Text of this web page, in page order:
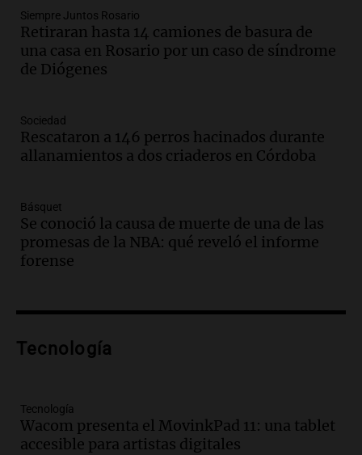
Audio.Recomendaciones de vino
bonarda para disfrutar el fin de semana
en Mendoza
Panorama Federal
Audio.
en la Sociedad Rural de Bulaya con
actividades para toda la familia
Audio.
edificios y una casa del estudiante para
jóvenes de la región
Panorama Federal
Audio.Preparativos finales para la gran
Bulaya este sábado
Audio.
Congreso y evacuación por derrame de
oxígeno en Montecastro
Siempre Juntos Rosario
Retiraran hasta 14 camiones de basura de
una casa en Rosario por un caso de síndrome
de Diógenes
Sociedad
Rescataron a 146 perros hacinados durante
allanamientos a dos criaderos en Córdoba
Básquet
Se conoció la causa de muerte de una de las
promesas de la NBA: qué reveló el informe
forense
Tecnología
Tecnología
Wacom presenta el MovinkPad 11: una tablet
accesible para artistas digitales